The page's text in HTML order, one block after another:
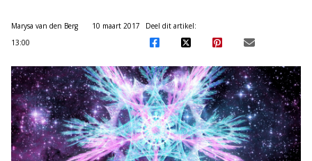
Marysa van den Berg
10 maart 2017
13:00
Deel dit artikel: